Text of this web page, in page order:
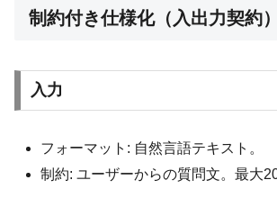
制約付き仕様化（入出力契約）
入力
フォーマット: 自然言語テキスト。
制約: ユーザーからの質問文。最大